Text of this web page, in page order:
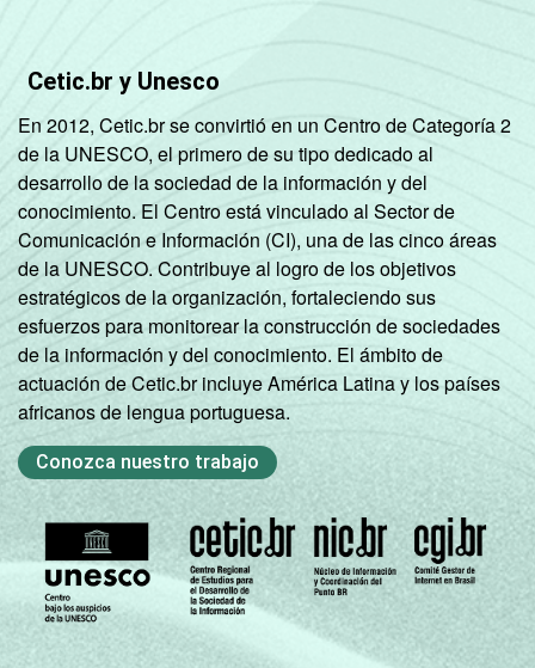
Cetic.br y Unesco
En 2012, Cetic.br se convirtió en un Centro de Categoría 2
de la UNESCO, el primero de su tipo dedicado al
desarrollo de la sociedad de la información y del
conocimiento. El Centro está vinculado al Sector de
Comunicación e Información (CI), una de las cinco áreas
de la UNESCO. Contribuye al logro de los objetivos
estratégicos de la organización, fortaleciendo sus
esfuerzos para monitorear la construcción de sociedades
de la información y del conocimiento. El ámbito de
actuación de Cetic.br incluye América Latina y los países
africanos de lengua portuguesa.
Conozca nuestro trabajo